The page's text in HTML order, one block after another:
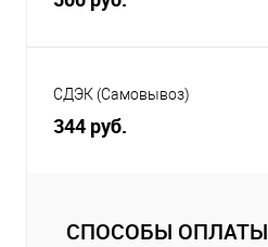
СДЭК (Самовывоз)
344 руб.
СПОСОБЫ ОПЛАТЫ